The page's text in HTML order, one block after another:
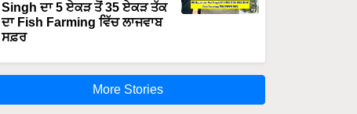
Singh ਦਾ 5 ਏਕੜ ਤੋਂ 35 ਏਕੜ ਤੱਕ
ਦਾ Fish Farming ਵਿੱਚ ਲਾਜਵਾਬ
ਸਫ਼ਰ
More Stories